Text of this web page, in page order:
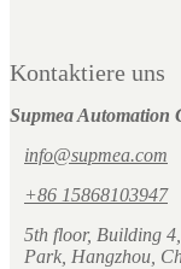
Kontaktiere uns
Supmea Automation
info@supmea.com
+86 15868103947
5th floor, Building
Park, Hangzhou,